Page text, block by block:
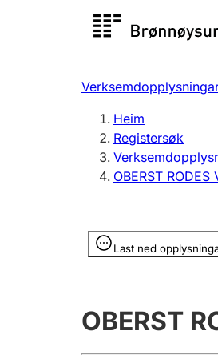
Registersøk
Registrere, endre,
Heim
Registersøk
OBERST
Last ned
Opplysninger er skjult
OBERST